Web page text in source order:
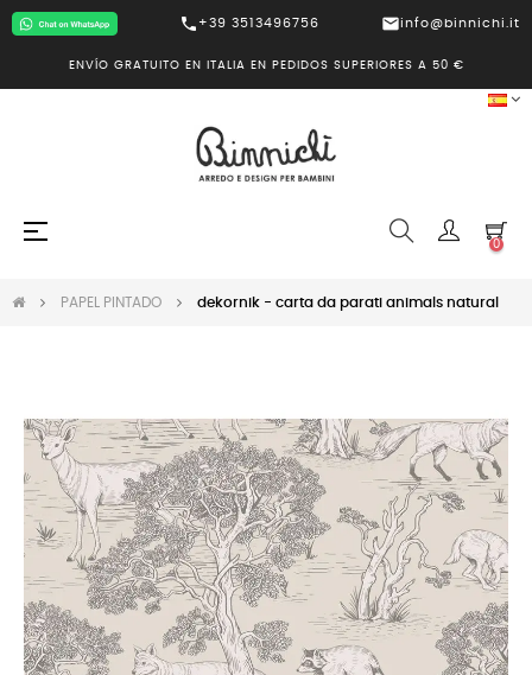
call +39 3513496756 mailinfo@binnichi.it
ENVÍO GRATUITO EN ITALIA EN PEDIDOS SUPERIORES A 50 €
Navegación
☰
0
PAPEL PINTADO dekornik - carta da parati animals natural